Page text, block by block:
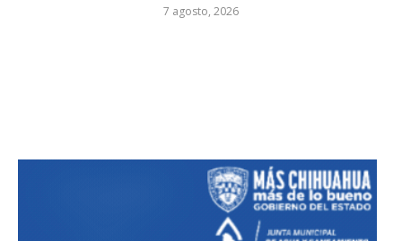
7 agosto, 2026